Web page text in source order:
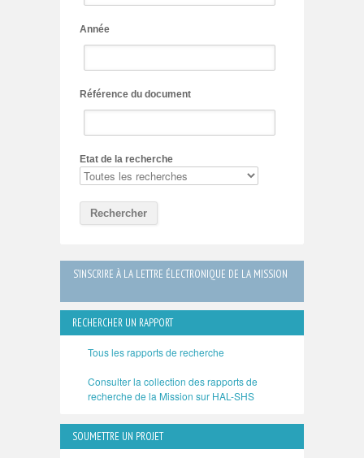
Année
Référence du document
Etat de la recherche
Rechercher
S’INSCRIRE À LA LETTRE ÉLECTRONIQUE DE LA MISSION
RECHERCHER UN RAPPORT
Tous les rapports de recherche
Consulter la collection des rapports de
recherche de la Mission sur HAL-SHS
SOUMETTRE UN PROJET